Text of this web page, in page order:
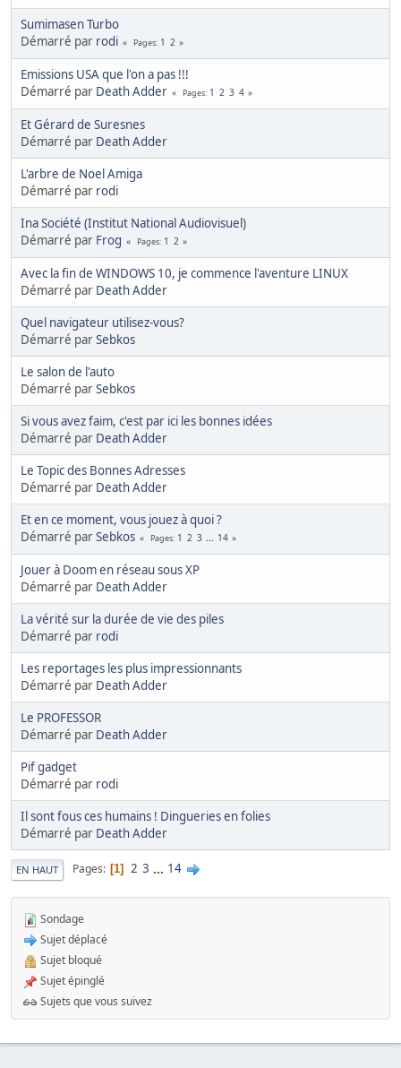
Sumimasen Turbo
Démarré par rodi Pages 1 2
Emissions USA que l'on a pas !!!
Démarré par Death Adder Pages 1 2 3 4
Et Gérard de Suresnes
Démarré par Death Adder
L'arbre de Noel Amiga
Démarré par rodi
Ina Société (Institut National Audiovisuel)
Démarré par Frog Pages 1 2
Avec la fin de WINDOWS 10, je commence l'aventure LINUX
Démarré par Death Adder
Quel navigateur utilisez-vous?
Démarré parSebkos
Le salon de l'auto
Démarré parSebkos
Si vous avez faim, c'est par ici les bonnes idées
Démarré par Death Adder
Le Topic des Bonnes Adresses
Démarré par Death Adder
Et en ce moment, vous jouez à quoi ?
Démarré parSebkos Pages 1 2 3 ... 14
Jouer à Doom en réseau sous XP
Démarré par Death Adder
La vérité sur la durée de vie des piles
Démarré par rodi
Les reportages les plus impressionnants
Démarré par Death Adder
Le PROFESSOR
Démarré par Death Adder
Pif gadget
Démarré par rodi
Il sont fous ces humains ! Dingueries en folies
Démarré par Death Adder
EN HAUT Pages 1 2 3 ... 14
Sondage
Sujet déplacé
Sujet bloqué
Sujet épinglé
Sujets que vous suivez